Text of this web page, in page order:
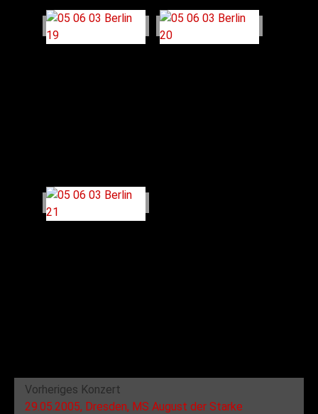
Vorheriges Konzert
29.05.2005, Dresden, MS August der Starke